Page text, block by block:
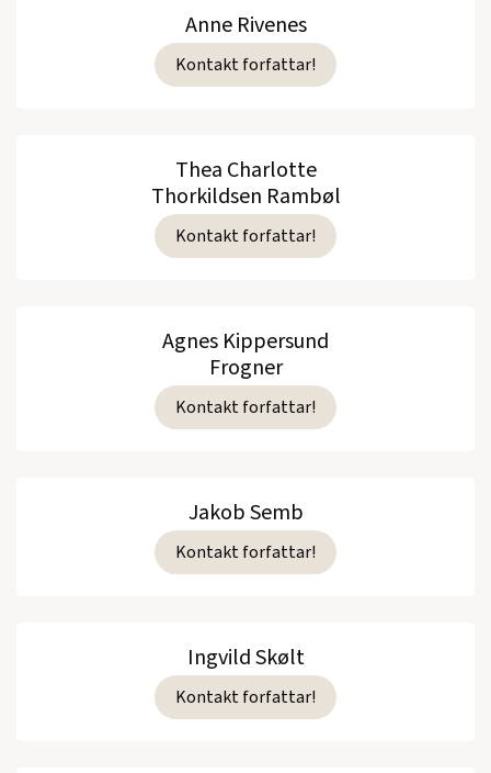
Anne Rivenes
Kontakt forfattar!
Thea Charlotte
Thorkildsen Rambøl
Kontakt forfattar!
Agnes Kippersund
Frogner
Kontakt forfattar!
Jakob Semb
Kontakt forfattar!
Ingvild Skølt
Kontakt forfattar!